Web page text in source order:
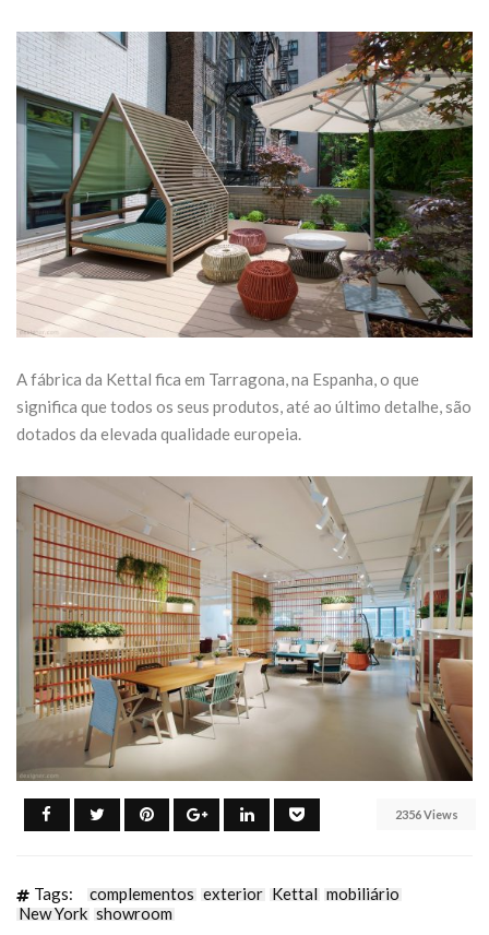
A fábrica da Kettal fica em Tarragona, na Espanha, o que
significa que todos os seus produtos, até ao último detalhe, são
dotados da elevada qualidade europeia.
2356 Views
Tags: complementos exterior Kettal mobiliário
New York showroom